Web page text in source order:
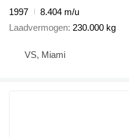
1997
8.404 m/u
Laadvermogen 230.000 kg
VS, Miami